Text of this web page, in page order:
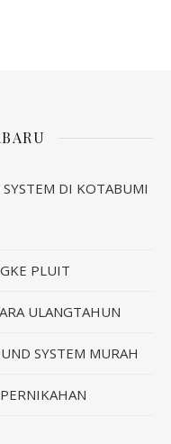
DI KOTABUMI
PLUIT
ULANGTAHUN
SYSTEM MURAH